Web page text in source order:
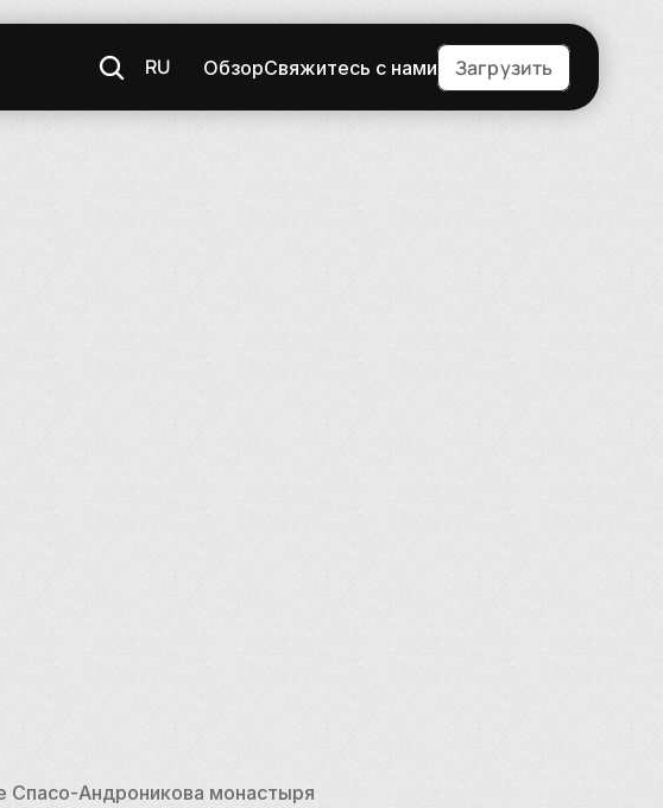
RU ОбзорСвяжитесь с нами Загрузить
Спасо-Андроникова монастыря